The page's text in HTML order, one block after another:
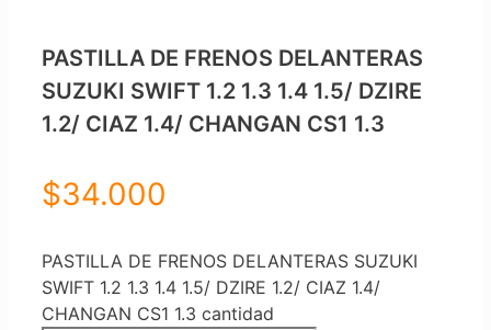
PASTILLA DE FRENOS DELANTERAS
SUZUKI SWIFT 1.2 1.3 1.4 1.5/ DZIRE
1.2/ CIAZ 1.4/ CHANGAN CS1 1.3
$34.000
PASTILLA DE FRENOS DELANTERAS SUZUKI
SWIFT 1.2 1.3 1.4 1.5/ DZIRE 1.2/ CIAZ 1.4/
CHANGAN CS1 1.3 cantidad